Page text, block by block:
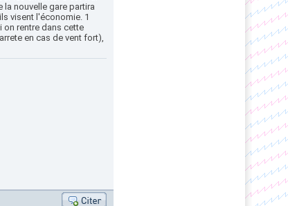
nouvelle gare partira
visent l'économie. 1
on rentre dans cette
en cas de vent fort),